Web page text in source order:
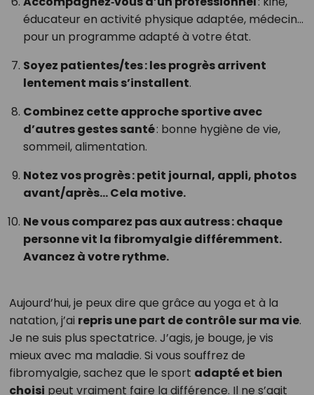
éducateur en activité physique adaptée, médecin…
pour un programme adapté à votre état.
Soyez patientes/tes : les progrès arrivent
lentement mais s’installent.
Combinez cette approche sportive avec
d’autres gestes santé: bonne hygiène de vie,
sommeil, alimentation.
Notez vos progrès : petit journal, appli, photos
avant/après… Cela motive.
Ne vous comparez pas aux autress : chaque
personne vit la fibromyalgie différemment.
Avancez à votre rythme.
Aujourd’hui, je peux dire que grâce au yoga et à la
natation, j’ai repris une part de contrôle sur ma vie.
Je ne suis plus spectatrice. J’agis, je bouge, je vis
mieux avec ma maladie. Si vous souffrez de
fibromyalgie, sachez que le sport adapté et bien
choisi peut vraiment faire la différence. Il ne s’agit